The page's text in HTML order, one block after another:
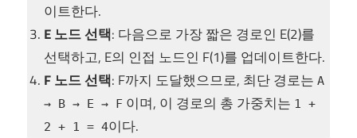
이트한다.
E 노드 선택: 다음으로 가장 짧은 경로인 E(2)를
선택하고, E의 인접 노드인 F(1)를 업데이트한다.
F 노드 선택: F까지 도달했으므로, 최단 경로는A
→ B → E → F 이며, 이 경로의 총 가중치는 1 +
2 + 1 = 4이다.